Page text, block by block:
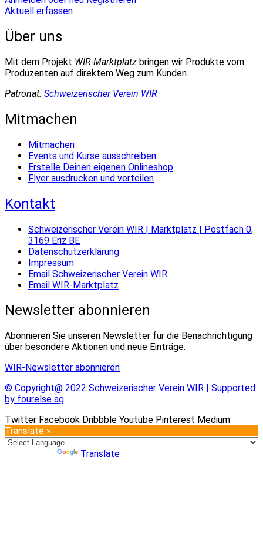
Aktuell erfassen
Über uns
Mit dem Projekt WIR-Marktplatz bringen wir Produkte vom
Produzenten auf direktem Weg zum Kunden.
Patronat: Schweizerischer Verein WIR
Mitmachen
Mitmachen
Events und Kurse ausschreiben
Erstelle Deinen eigenen Onlineshop
Flyer ausdrucken und verteilen
Kontakt
Schweizerischer Verein WIR | Marktplatz | Postfach 0,
3169 Eriz BE
Datenschutzerklärung
Impressum
Email Schweizerischer Verein WIR
Email WIR-Marktplatz
Newsletter abonnieren
Abonnieren Sie unseren Newsletter für die Benachrichtigung
über besondere Aktionen und neue Einträge.
WIR-Newsletter abonnieren
© Copyright@ 2022 Schweizerischer Verein WIR | Supported
by fourelse ag
Twitter Facebook Dribbble Youtube Pinterest Medium
Translate »
Translate